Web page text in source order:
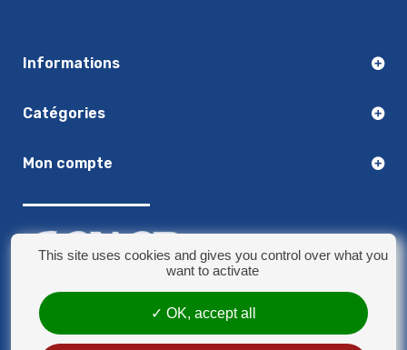
Informations
Catégories
Mon compte
8 rue Jules Verne - 59790 Ronchin
This site uses cookies and gives you control over what you
want to activate
OK, accept all